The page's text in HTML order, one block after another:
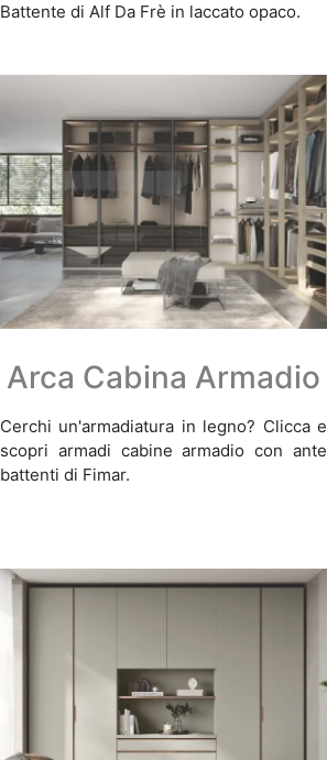
Battente di Alf Da Frè in laccato opaco.
Arca Cabina Armadio
Cerchi un'armadiatura in legno? Clicca e
scopri armadi cabine armadio con ante
battenti di Fimar.